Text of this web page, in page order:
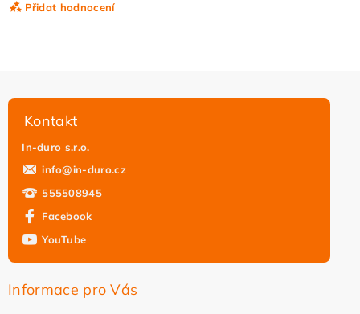
Přidat hodnocení
osobních údajů
Kontakt
In-duro s.r.o.
info@in-duro.cz
555508945
Facebook
YouTube
Informace pro Vás